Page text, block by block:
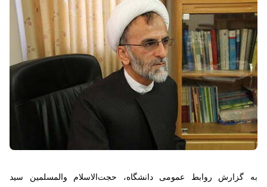
به گزارش روابط عمومی دانشگاه، حجت‌الاسلام والمسلمین سید